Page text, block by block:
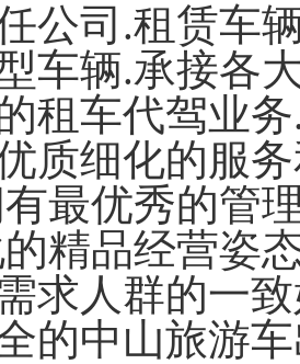
公司.租赁车
车辆.承接各
租车代驾业
质细化的服
最优秀的管
精品经营姿
求人群的一
的中山旅游